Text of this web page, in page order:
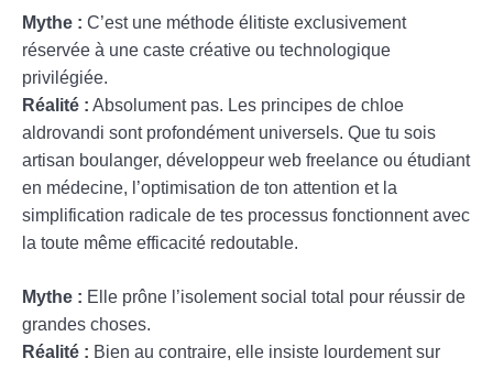
Mythe : C’est une méthode élitiste exclusivement
réservée à une caste créative ou technologique
privilégiée.
Réalité : Absolument pas. Les principes de chloe
aldrovandi sont profondément universels. Que tu sois
artisan boulanger, développeur web freelance ou étudiant
en médecine, l’optimisation de ton attention et la
simplification radicale de tes processus fonctionnent avec
la toute même efficacité redoutable.
Mythe : Elle prône l’isolement social total pour réussir de
grandes choses.
Réalité : Bien au contraire, elle insiste lourdement sur